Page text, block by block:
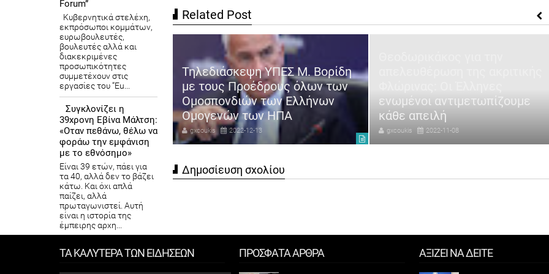
Related Post
Έτσι θα εφαρμοστεί
αξιολόγηση
Δημοσίων υπαλλήλων
2022-12-13
Τηλεδιάσκεψη ΥΠΕΣ Μ. Βορίδη
με τους Προέδρους όλων των
Ομοσπονδιών των Ελλήνων
Ομογενών των ΗΠΑ
gxcoukis 2022-12-13
ενωμένοι αντιμετωπίζουμε
κάθε απειλή
gxcoukis 2022-11-08
Δημοσίευση σχολίου
Forum”
Κυβερνητικά στελέχη,
εκπρόσωποι κομμάτων,
ευρωβουλευτές,
βουλευτές αλλά και
διακεκριμένες
προσωπικότητες
συμμετέχουν στις
εργασίες του “Eu...
Συγκλονίζει η
39χρονη Εβίνα Μάλτση:
«Οταν πεθάνω, θέλω να
φοράω την εμφάνιση
με το εθνόσημο»
Είναι 39 ετών, πάει για
τα 40, αλλά δεν το βάζει
κάτω. Και όχι απλά
παίζει, αλλά
πρωταγωνιστεί. Αυτή
είναι η ιστορία της
έμπειρης αρχη...
Θυσιάστηκε
για να
σώσει τη
ΤΑ ΚΑΛΥΤΕΡΑ ΤΩΝ ΕΙΔΗΣΕΩΝ ΠΡΟΣΦΑΤΑ ΑΡΘΡΑ ΑΞΙΖΕΙ ΝΑ ΔΕΙΤΕ